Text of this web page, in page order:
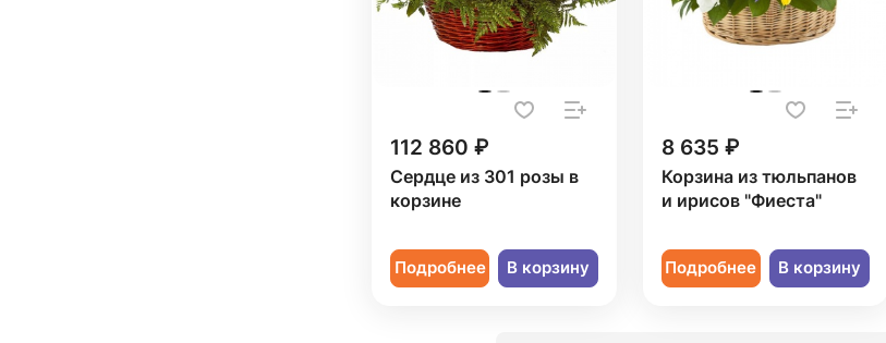
112 860 ₽
Сердце из 301 розы в
корзине
Подробнее В корзину
8 635 ₽
Корзина из тюльпанов
и ирисов "Фиеста"
Подробнее В корзину